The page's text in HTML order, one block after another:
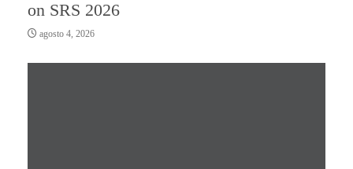
on SRS 2026
agosto 4, 2026